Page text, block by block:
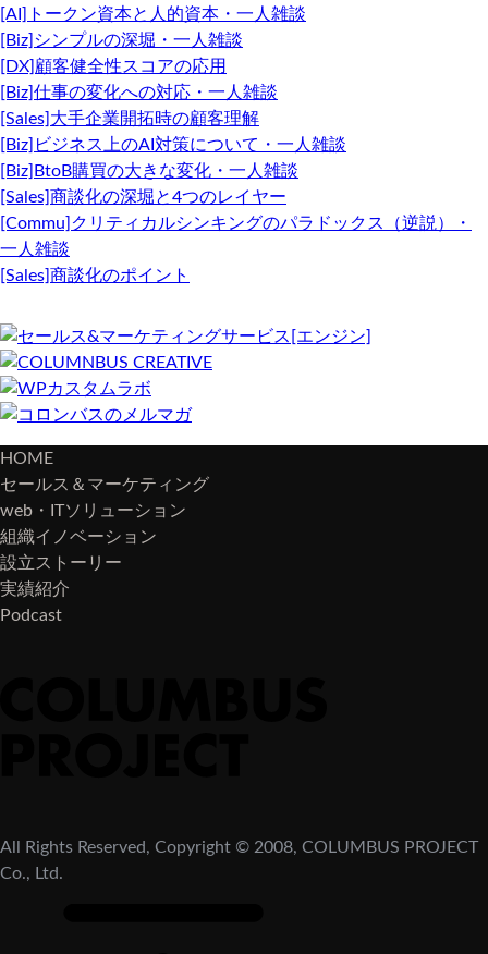
[AI]トークン資本と人的資本・一人雑談
[Biz]シンプルの深堀・一人雑談
[DX]顧客健全性スコアの応用
[Biz]仕事の変化への対応・一人雑談
[Sales]大手企業開拓時の顧客理解
[Biz]ビジネス上のAI対策について・一人雑談
[Biz]BtoB購買の大きな変化・一人雑談
[Sales]商談化の深堀と4つのレイヤー
[Commu]クリティカルシンキングのパラドックス（逆説）・
一人雑談
[Sales]商談化のポイント
HOME
セールス＆マーケティング
web・ITソリューション
組織イノベーション
設立ストーリー
実績紹介
Podcast
All Rights Reserved, Copyright © 2008, COLUMBUS PROJECT
Co., Ltd.